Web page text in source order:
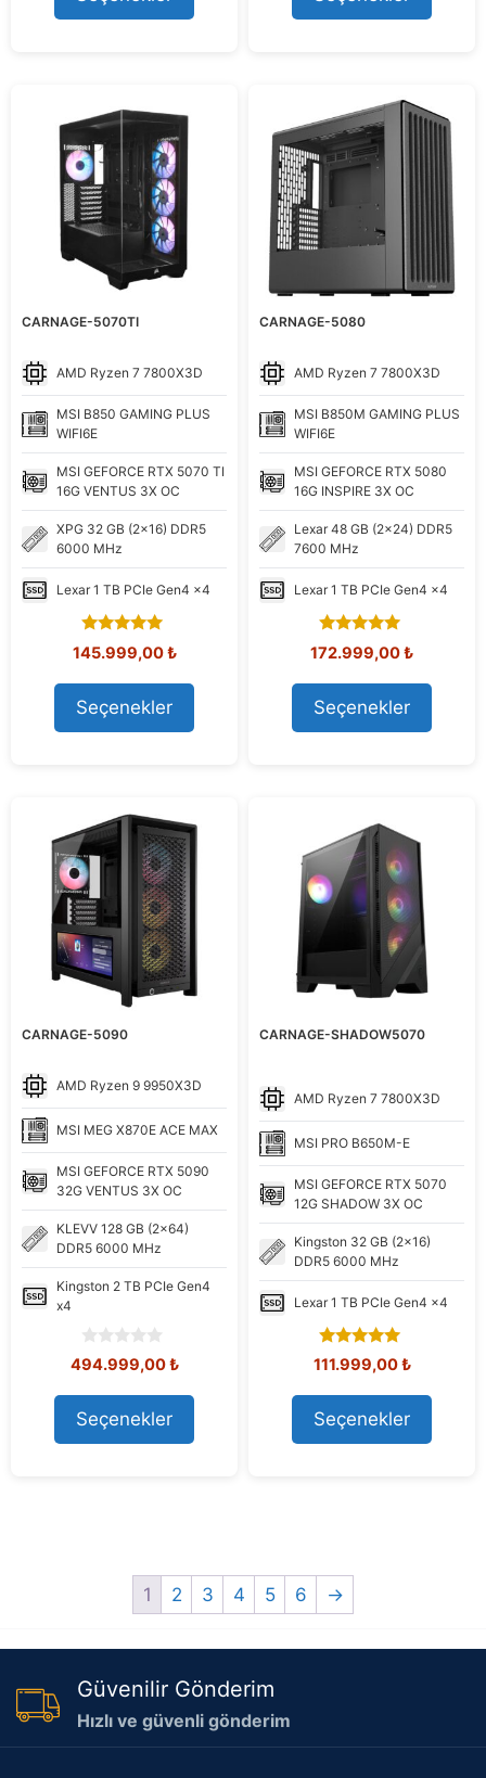
o
f
CARNAGE-5070TI
AMD Ryzen 7 7800X3D
MSI B850 GAMING PLUS
WIFI6E
MSI GEFORCE RTX 5070 TI
16G VENTUS 3X OC
XPG 32 GB (2x16) DDR5
6000 MHz
Lexar 1 TB PCIe Gen4 x4
5.00
out of 5
Orijinal
154.024,19 ₺.
145.999,00₺Şu
Seçenekler
CARNAGE-5080
AMD Ryzen 7 7800X3D
MSI B850M GAMING PLUS
WIFI6E
MSI GEFORCE RTX 5080
16G INSPIRE 3X OC
Lexar 48 GB (2x24) DDR5
7600 MHz
Lexar 1 TB PCIe Gen4 x4
4.86
out of 5
Orijinal
198.643,50 ₺.
172.999,00₺Şu
Seçenekler
CARNAGE-5090
AMD Ryzen 9 9950X3D
MSI MEG X870E ACE MAX
MSI GEFORCE RTX 5090
32G VENTUS 3X OC
KLEVV 128 GB (2x64)
DDR5 6000 MHz
Kingston 2 TB PCIe Gen4
x4
0
o
u
t
o
f
Orijinal
575.243,58 ₺.
494.999,00₺Şu
Seçenekler
CARNAGE-SHADOW5070
AMD Ryzen 7 7800X3D
MSI PRO B650M-E
MSI GEFORCE RTX 5070
12G SHADOW 3X OC
Kingston 32 GB (2x16)
DDR5 6000 MHz
Lexar 1 TB PCIe Gen4 x4
5.00
out of 5
Orijinal
118.293,52 ₺.
111.999,00₺Şu
Seçenekler
1 2 3 4 5 6 →
Güvenilir Gönderim
Hızlı ve güvenli gönderim